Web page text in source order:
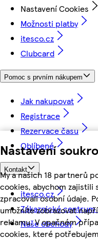
Nastavení
My a našich 18 partnerů
cookies, abychom zajistili
zpracovali osobní údaje.
umožníte zobrazovat
reklamu. V opačném
cookies, které
Nastavení Cookies
Možnosti platby
itesco.cz
Clubcard
Pomoc s prvním nákupem
Jak nakupovat
Registrace
Rezervace času
Oblíbené
Kontakt
itesco.cz
Zákaznické
Naše obchody